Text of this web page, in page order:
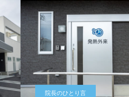
院長のひとり言